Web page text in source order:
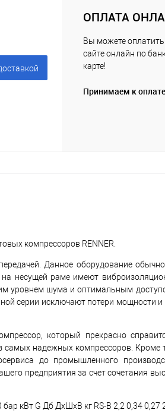
ОПЛАТА
Вы можете оплатить
сайте онлайн по
карте!
Принимаем к оплате
компрессоров RENNER.
Данное оборудование
несущей раме имеют
уровнем шума и оптимальным
серии исключают потери мощности
который прекрасно
самых надежных компрессоров. Кроме
до промышленного
предприятия за счет сочетания
кВт G Дб ДхШхВ кг RS-B 2,2 0,34 0,27